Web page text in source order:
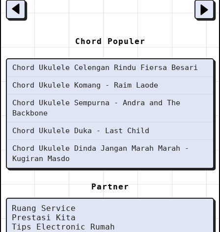
Chord Populer
Chord Ukulele Celengan Rindu Fiersa Besari
Chord Ukulele Komang - Raim Laode
Chord Ukulele Sempurna - Andra and The
Backbone
Chord Ukulele Duka - Last Child
Chord Ukulele Dinda Jangan Marah Marah -
Kugiran Masdo
Partner
Ruang Service
Prestasi Kita
Tips Electronic Rumah